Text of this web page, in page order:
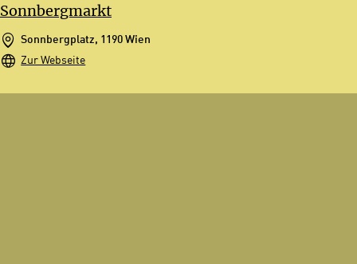
Sonnbergmarkt
Sonnbergplatz, 1190 Wien
Zur Webseite